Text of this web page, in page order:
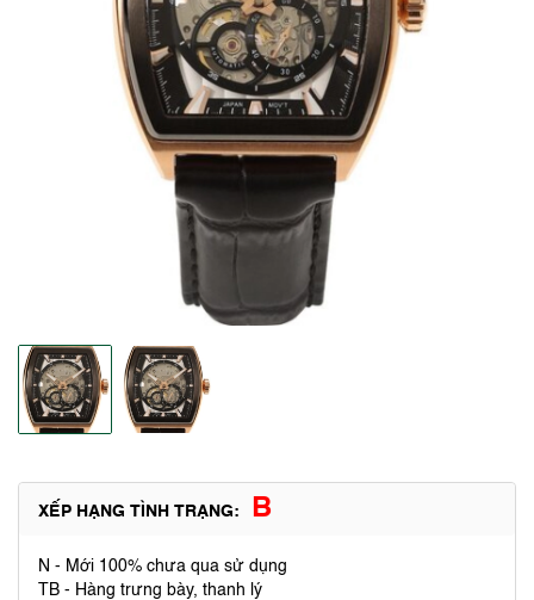
XẾP HẠNG TÌNH TRẠNG: B
N - Mới 100% chưa qua sử dụng
TB - Hàng trưng bày, thanh lý